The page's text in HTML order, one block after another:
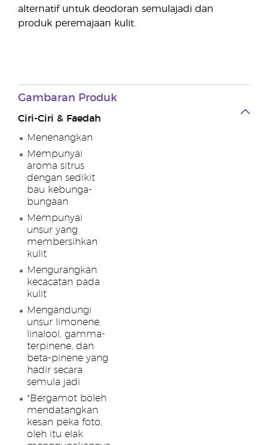
alternatif untuk deodoran semulajadi dan
produk peremajaan kulit.
Gambaran Produk
Ciri-Ciri & Faedah
Menenangkan
Mempunyai
aroma sitrus
dengan sedikit
bau kebunga-
bungaan
Mempunyai
unsur yang
membersihkan
kulit
Mengurangkan
kecacatan pada
kulit
Mengandungi
unsur limonene,
linalool, gamma-
terpinene, dan
beta-pinene yang
hadir secara
semula jadi
*Bergamot boleh
mendatangkan
kesan peka foto,
oleh itu elak